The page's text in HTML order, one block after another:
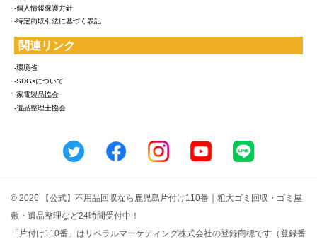
-個人情報保護方針
-特定商取引法に基づく表記
関連リンク
-環境省
-SDGsについて
-家電製品協会
-遺品整理士協会
© 2026 【公式】不用品回収なら鹿児島片付け110番｜粗大ゴミ回収・ゴミ屋
敷・遺品整理など24時間受付中！
「片付け110番」はリベラルマーケティング株式会社の登録商標です（登録番